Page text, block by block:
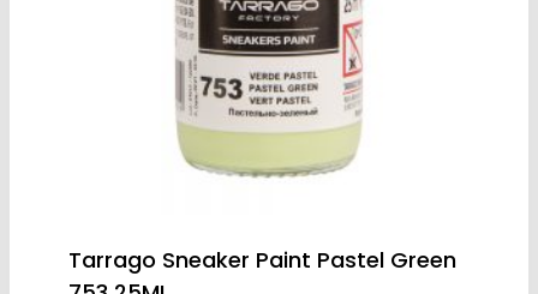
Tarrago Sneaker Paint Pastel Green